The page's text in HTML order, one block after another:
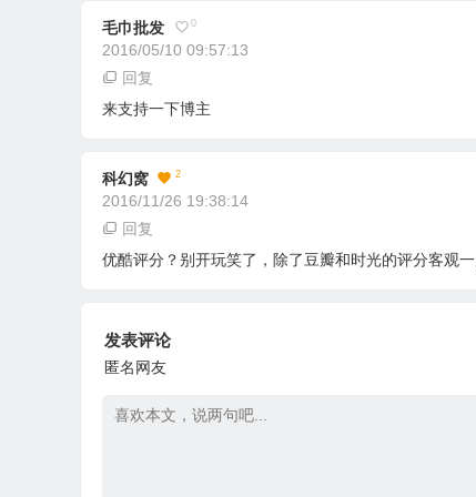
毛巾批发 0
2016/05/10 09:57:13
回复
来支持一下博主
科幻窝 2
2016/11/26 19:38:14
回复
优酷评分？别开玩笑了，除了豆瓣和时光的评分客观
发表评论
匿名网友